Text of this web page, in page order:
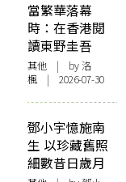
當繁華落幕
時：在香港閱
讀東野圭吾
其他 | by洛
楓 | 2026-07-30
鄧小宇憶施南
生 以珍藏舊照
細數昔日歲月